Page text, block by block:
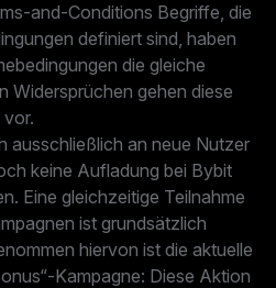
and-Conditions Begriffe, die
definiert sind, haben
die gleiche
Widersprüchen gehen diese
ausschließlich an neue Nutzer
keine Aufladung bei Bybit
Eine gleichzeitige Teilnahme
ist grundsätzlich
hiervon ist die aktuelle
Kampagne: Diese Aktion